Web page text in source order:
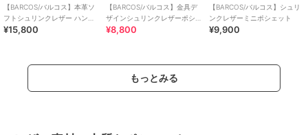
【BARCOS/バルコス】本革ソ
フトシュリンクレザー ハンド
ルデザインホーボーバッグ
¥15,800
【BARCOS/バルコス】金具デ
ザインシュリンクレザーポシ
ェット
¥8,800
【BARCOS/バルコス】シュリ
ンクレザーミニポシェット
¥9,900
もっとみる